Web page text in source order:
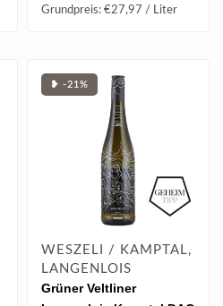
Grundpreis: €27,97 / Liter
❥ -21%
WESZELI / KAMPTAL,
LANGENLOIS
Grüner Veltliner